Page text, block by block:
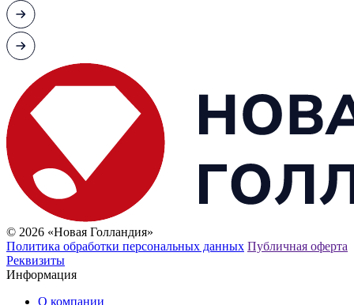
© 2026 «Новая Голландия»
Политика обработки персональных данных Публичная оферта
Реквизиты
Информация
О компании